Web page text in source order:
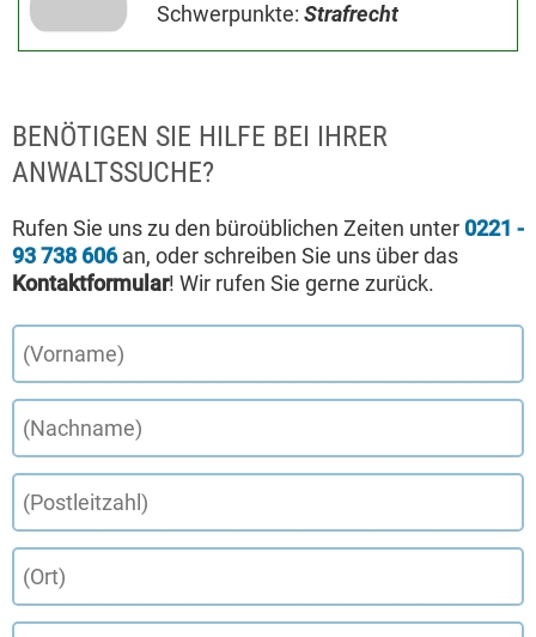
Schwerpunkte: Strafrecht
BENÖTIGEN SIE HILFE BEI IHRER
ANWALTSSUCHE?
Rufen Sie uns zu den büroüblichen Zeiten unter 0221 -
93 738 606an, oder schreiben Sie uns über das
Kontaktformular! Wir rufen Sie gerne zurück.